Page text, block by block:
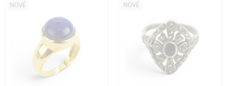
NOVÉ NOVÉ